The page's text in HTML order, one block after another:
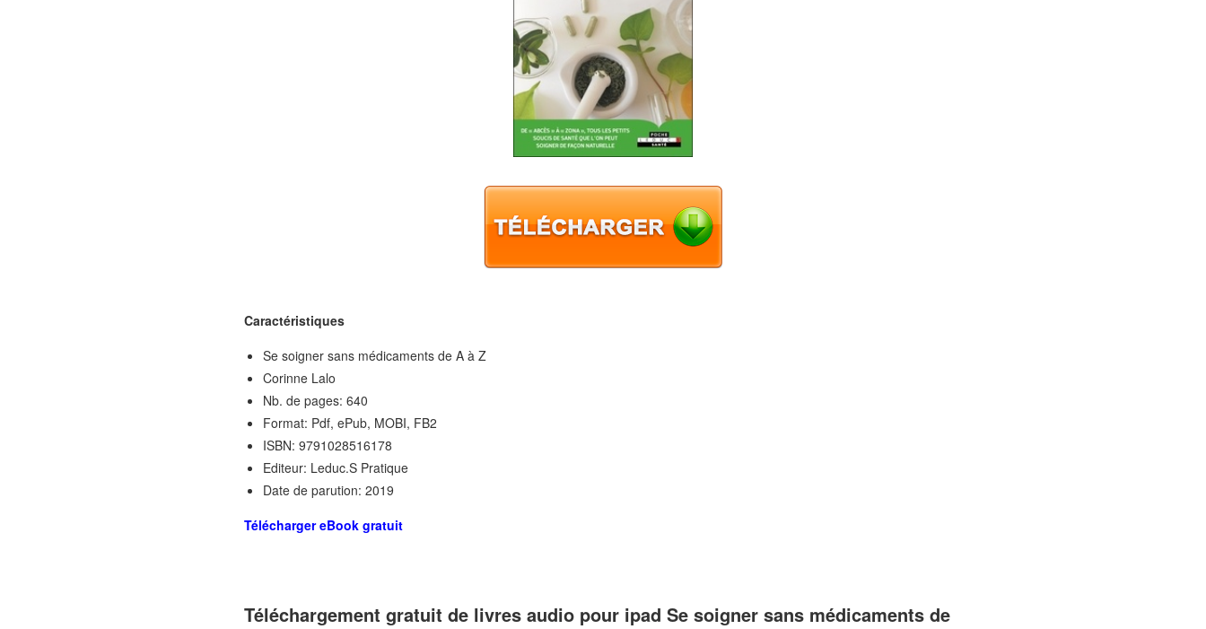
Caractéristiques
Se soigner sans médicaments de A à Z
Corinne Lalo
Nb. de pages: 640
Format: Pdf, ePub, MOBI, FB2
ISBN: 9791028516178
Editeur: Leduc.S Pratique
Date de parution: 2019
Télécharger eBook gratuit
Téléchargement gratuit de livres audio pour ipad Se soigner sans médicaments de